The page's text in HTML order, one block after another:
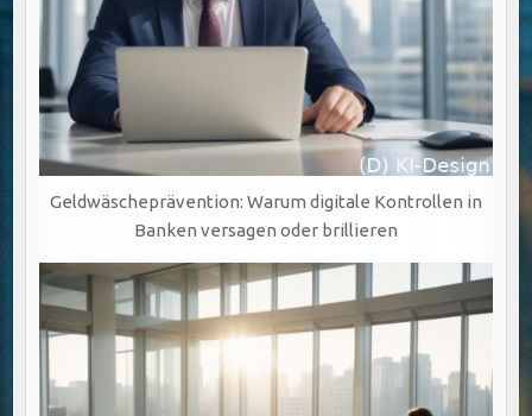
Geldwäscheprävention: Warum digitale Kontrollen in
Banken versagen oder brillieren